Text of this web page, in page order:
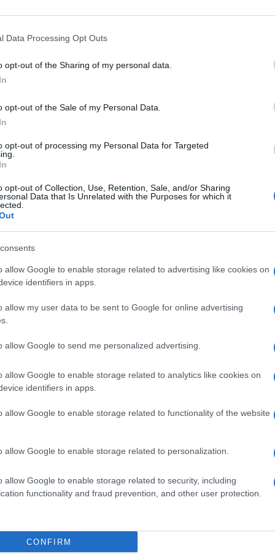
Data Processing Opt Outs
opt-out of the Sharing of my personal data.
opt-out of the Sale of my Personal Data.
opt-out of processing my Personal Data for Targeted
opt-out of Collection, Use, Retention, Sale, and/or Sharing
Data that Is Unrelated with the Purposes for which it
allow Google to enable storage related to advertising like cookies on
identifiers in apps.
allow my user data to be sent to Google for online advertising
allow Google to send me personalized advertising.
allow Google to enable storage related to analytics like cookies on
identifiers in apps.
allow Google to enable storage related to functionality of the website
allow Google to enable storage related to personalization.
allow Google to enable storage related to security, including
functionality and fraud prevention, and other user protection.
CONFIRM
certa sinistra politica e mediatica, che
continuare a dare lezioni, in un derby
funzionali” (cioè gli elettori).
ultime 72 ore, dal Governo, in
preoccupanti.
Intervenendo a Cernobbio, il
di choc fiscale, e –
che servirebbe a poco cercare
spread. La seconda affermazione è
con un intervento di forte taglio fiscale,
invece l’unico vero passaporto per
qui l’esempio di Trump. Il suo
crescita del secondo trimestre
sopra il 3 per cento, disoccupazione
salari in crescita e domanda
del genere, una
continua a registrare risultati splendidi
vibrante e sostenuta del Pil, il rilancio
indispensabile. E come la vuoi
forte taglio dell’imposizione fiscale?